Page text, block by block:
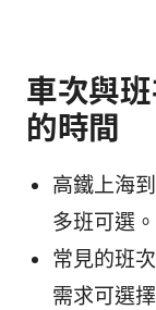
車次與
的時間
高鐵上海
多班可選。
常見的班
需求可選